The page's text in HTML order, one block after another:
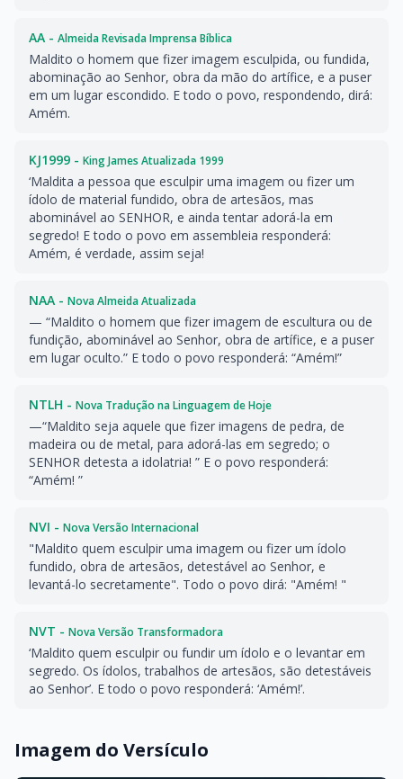
AA - Almeida Revisada Imprensa Bíblica
Maldito o homem que fizer imagem esculpida, ou fundida,
abominação ao Senhor, obra da mão do artífice, e a puser
em um lugar escondido. E todo o povo, respondendo, dirá:
Amém.
KJ1999 - King James Atualizada 1999
‘Maldita a pessoa que esculpir uma imagem ou fizer um
ídolo de material fundido, obra de artesãos, mas
abominável ao SENHOR, e ainda tentar adorá-la em
segredo! E todo o povo em assembleia responderá:
Amém, é verdade, assim seja!
NAA - Nova Almeida Atualizada
— “Maldito o homem que fizer imagem de escultura ou de
fundição, abominável ao Senhor, obra de artífice, e a puser
em lugar oculto.” E todo o povo responderá: “Amém!”
NTLH - Nova Tradução na Linguagem de Hoje
—“Maldito seja aquele que fizer imagens de pedra, de
madeira ou de metal, para adorá-las em segredo; o
SENHOR detesta a idolatria! ” E o povo responderá:
“Amém! ”
NVI - Nova Versão Internacional
"Maldito quem esculpir uma imagem ou fizer um ídolo
fundido, obra de artesãos, detestável ao Senhor, e
levantá-lo secretamente". Todo o povo dirá: "Amém! "
NVT - Nova Versão Transformadora
‘Maldito quem esculpir ou fundir um ídolo e o levantar em
segredo. Os ídolos, trabalhos de artesãos, são detestáveis
ao Senhor’. E todo o povo responderá: ‘Amém!’.
Imagem do Versículo